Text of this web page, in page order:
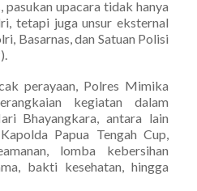
pasukan upacara tidak hanya
tetapi juga unsur eksternal
Basarnas, dan Satuan Polisi
perayaan, Polres Mimika
kegiatan dalam
Bhayangkara, antara lain
Papua Tengah Cup,
lomba kebersihan
bakti kesehatan, hingga